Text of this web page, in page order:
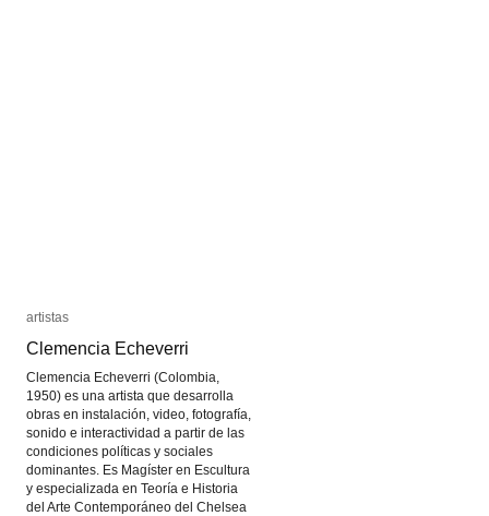
artistas
Clemencia Echeverri
Clemencia Echeverri (Colombia,
1950) es una artista que desarrolla
obras en instalación, video, fotografía,
sonido e interactividad a partir de las
condiciones políticas y sociales
dominantes. Es Magíster en Escultura
y especializada en Teoría e Historia
del Arte Contemporáneo del Chelsea
artistas
Clemencia Echeverri